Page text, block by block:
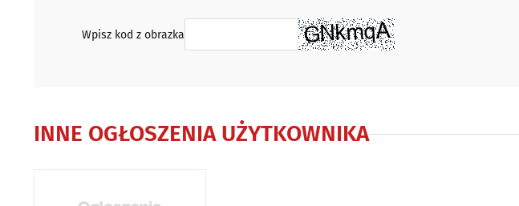
Wpisz kod z obrazka
INNE OGŁOSZENIA UŻYTKOWNIKA